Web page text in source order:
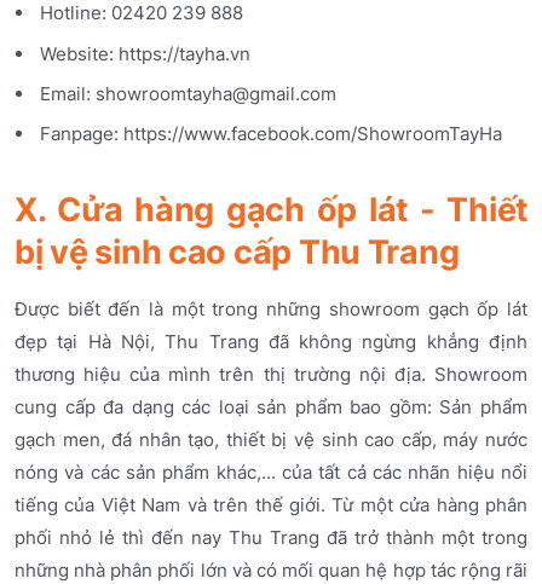
Hotline: 02420 239 888
Website: https://tayha.vn
Email: showroomtayha@gmail.com
Fanpage: https://www.facebook.com/ShowroomTayHa
X. Cửa hàng gạch ốp lát - Thiết
bị vệ sinh cao cấp Thu Trang
Được biết đến là một trong những showroom gạch ốp lát
đẹp tại Hà Nội, Thu Trang đã không ngừng khẳng định
thương hiệu của mình trên thị trường nội địa. Showroom
cung cấp đa dạng các loại sản phẩm bao gồm: Sản phẩm
gạch men, đá nhân tạo, thiết bị vệ sinh cao cấp, máy nước
nóng và các sản phẩm khác,... của tất cả các nhãn hiệu nổi
tiếng của Việt Nam và trên thế giới. Từ một cửa hàng phân
phối nhỏ lẻ thì đến nay Thu Trang đã trở thành một trong
những nhà phân phối lớn và có mối quan hệ hợp tác rộng rãi